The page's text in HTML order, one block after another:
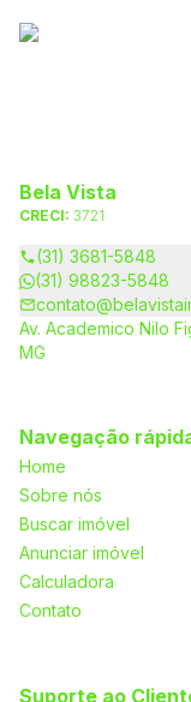
Bela Vista
CRECI: 3721
(31) 3681-5848
(31) 98823-5848
Av. Academico Nilo
MG
Navegação
Home
Sobre nós
Buscar imóvel
Anunciar imóvel
Calculadora
Contato
Suporte ao